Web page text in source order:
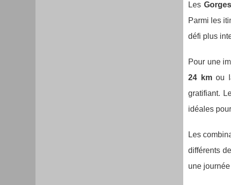
Les
Parmi les
défi plus
Pour une
24 kmou
gratifiant.
idéales
Les
différents
une